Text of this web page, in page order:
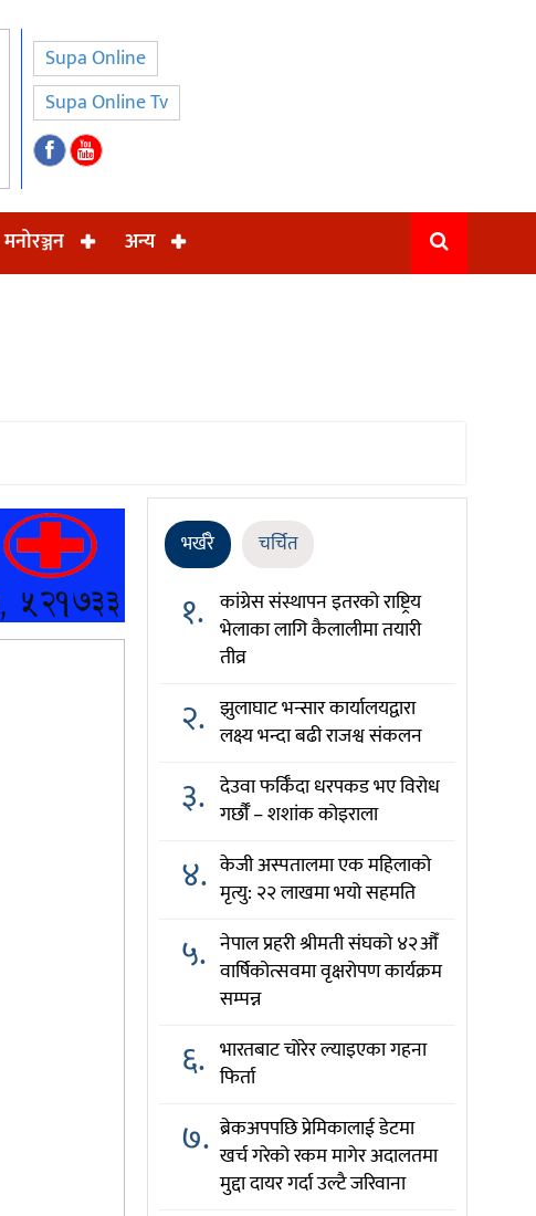
Supa Online
Supa Online Tv
मनोरञ्जन अन्य
भर्खरै चर्चित
१. कांग्रेस संस्थापन इतरको राष्ट्रिय
भेलाका लागि कैलालीमा तयारी
तीव्र
२. झुलाघाट भन्सार कार्यालयद्वारा
लक्ष्य भन्दा बढी राजश्व संकलन
३. देउवा फर्किँदा धरपकड भए विरोध
गर्छौँं – शशांक कोइराला
४. केजी अस्पतालमा एक महिलाको
मृत्यु: २२ लाखमा भयो सहमति
५. नेपाल प्रहरी श्रीमती संघको ४२औँ
वार्षिकोत्सवमा वृक्षरोपण कार्यक्रम
सम्पन्न
६. भारतबाट चोरेर ल्याइएका गहना
फिर्ता
७. ब्रेकअपपछि प्रेमिकालाई डेटमा
खर्च गरेको रकम मागेर अदालतमा
मुद्दा दायर गर्दा उल्टै जरिवाना